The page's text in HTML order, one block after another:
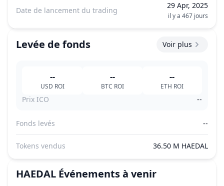
Date de lancement du trading
29 Apr, 2025
il y a 467 jours
Levée de fonds Voir plus
--
USD ROI
--
BTC ROI
--
ETH ROI
Prix ICO --
Fonds levés --
Tokens vendus 36.50 M HAEDAL
HAEDAL Événements à venir